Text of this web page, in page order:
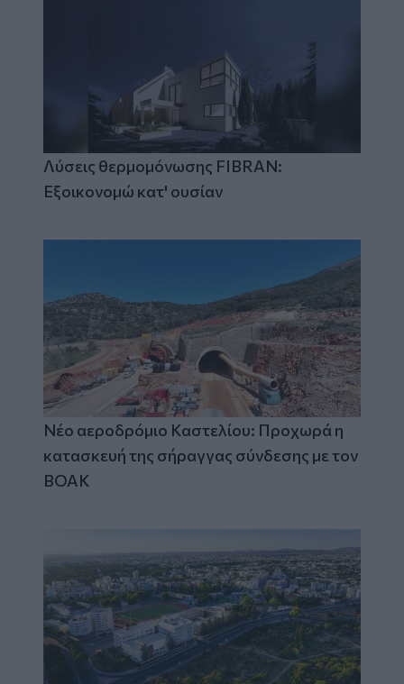
Λύσεις θερμομόνωσης FIBRAN:
Εξοικονομώ κατ' ουσίαν
Νέο αεροδρόμιο Καστελίου: Προχωρά η
κατασκευή της σήραγγας σύνδεσης με τον
ΒΟΑΚ